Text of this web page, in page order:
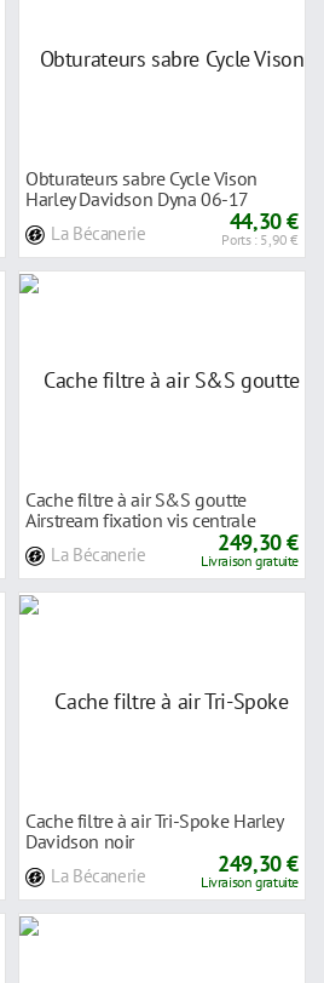
Obturateurs sabre Cycle Vison
Harley Davidson Dyna 06-17
La Bécanerie 44,30 €
Ports : 5,90 €
Cache filtre à air S&S goutte
Airstream fixation vis centrale
La Bécanerie 249,30 €
Livraison gratuite
Cache filtre à air Tri-Spoke Harley
Davidson noir
La Bécanerie 249,30 €
Livraison gratuite